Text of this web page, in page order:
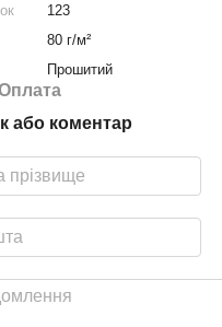
123
80 г/м²
Прошитий
або коментар